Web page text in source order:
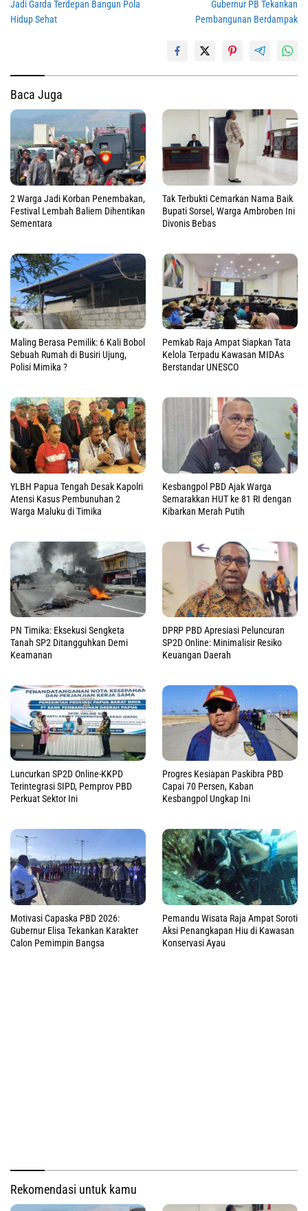
Jadi Garda Terdepan Bangun Pola
Hidup Sehat
Gubernur PB Tekankan
Pembangunan Berdampak
Baca Juga
2 Warga Jadi Korban Penembakan,
Festival Lembah Baliem Dihentikan
Sementara
Tak Terbukti Cemarkan Nama Baik
Bupati Sorsel, Warga Ambroben Ini
Divonis Bebas
Maling Berasa Pemilik: 6 Kali Bobol
Sebuah Rumah di Busiri Ujung,
Polisi Mimika ?
Pemkab Raja Ampat Siapkan Tata
Kelola Terpadu Kawasan MIDAs
Berstandar UNESCO
YLBH Papua Tengah Desak Kapolri
Atensi Kasus Pembunuhan 2
Warga Maluku di Timika
Kesbangpol PBD Ajak Warga
Semarakkan HUT ke 81 RI dengan
Kibarkan Merah Putih
PN Timika: Eksekusi Sengketa
Tanah SP2 Ditangguhkan Demi
Keamanan
DPRP PBD Apresiasi Peluncuran
SP2D Online: Minimalisir Resiko
Keuangan Daerah
Luncurkan SP2D Online-KKPD
Terintegrasi SIPD, Pemprov PBD
Perkuat Sektor Ini
Progres Kesiapan Paskibra PBD
Capai 70 Persen, Kaban
Kesbangpol Ungkap Ini
Motivasi Capaska PBD 2026:
Gubernur Elisa Tekankan Karakter
Calon Pemimpin Bangsa
Pemandu Wisata Raja Ampat Soroti
Aksi Penangkapan Hiu di Kawasan
Konservasi Ayau
Rekomendasi untuk kamu